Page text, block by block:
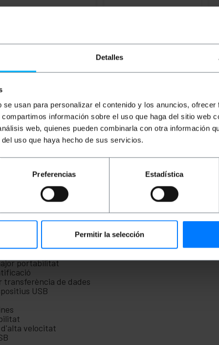
Detalles
usan para personalizar el contenido y los anuncios,
información sobre el uso que haga del sitio web
web, quienes pueden combinarla con otra información
uso que haya hecho de sus servicios.
Preferencias Estadística
Permitir la selección
ideal per a aquells que vulguin identificar cables,
connectors A-Hembra i B-Hembra que ofereixen una
blau brillant que ofereix una visibilitat excel·lent, per
per identificar cables, comprovar el funcionament
de color blau
el funcionament del port USB o per qüestions
i B-Femella
portabilitat
transferència de dades
USB
d'alta velocitat